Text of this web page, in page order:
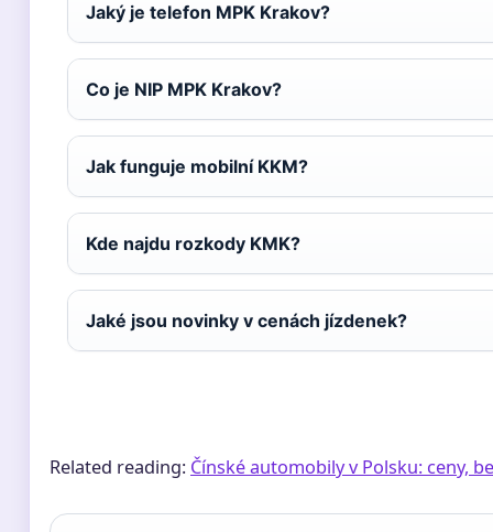
Jaký je telefon MPK Krakov?
Co je NIP MPK Krakov?
Jak funguje mobilní KKM?
Kde najdu rozkody KMK?
Jaké jsou novinky v cenách jízdenek?
Related reading: Čínské automobily v Polsku: ceny,